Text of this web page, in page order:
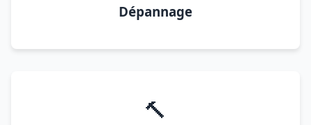
Dépannage
🔨